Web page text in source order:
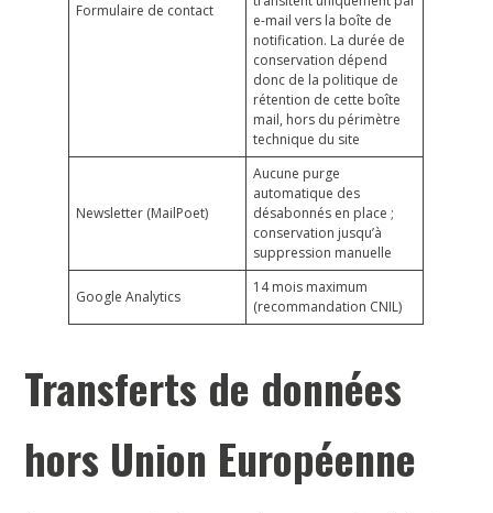
Formulaire de contact
e-mail vers la boîte de
notification. La durée de
conservation dépend
donc de la politique de
rétention de cette boîte
mail, hors du périmètre
technique du site
Newsletter (MailPoet)
Aucune purge
automatique des
désabonnés en place ;
conservation jusqu’à
suppression manuelle
Google Analytics
14 mois maximum
(recommandation CNIL)
Transferts de données
hors Union Européenne